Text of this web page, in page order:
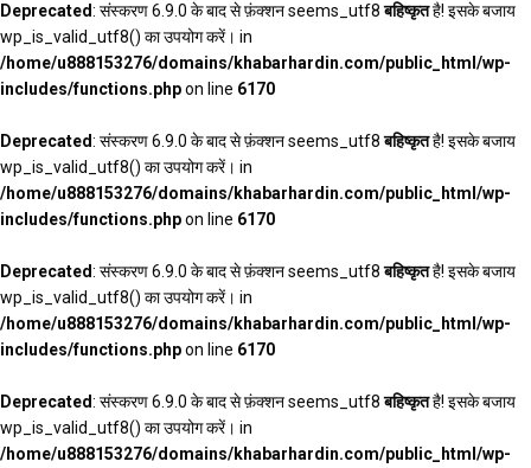
Deprecated: संस्करण 6.9.0 के बाद से फ़ंक्शन seems_utf8बहिष्कृतहै! इसके बजाय
wp_is_valid_utf8() का उपयोग करें। in
/home/u888153276/domains/khabarhardin.com/public_html/wp-
includes/functions.phpon line 6170
Deprecated: संस्करण 6.9.0 के बाद से फ़ंक्शन seems_utf8बहिष्कृतहै! इसके बजाय
wp_is_valid_utf8() का उपयोग करें। in
/home/u888153276/domains/khabarhardin.com/public_html/wp-
includes/functions.phpon line 6170
Deprecated: संस्करण 6.9.0 के बाद से फ़ंक्शन seems_utf8बहिष्कृतहै! इसके बजाय
wp_is_valid_utf8() का उपयोग करें। in
/home/u888153276/domains/khabarhardin.com/public_html/wp-
includes/functions.phpon line 6170
Deprecated: संस्करण 6.9.0 के बाद से फ़ंक्शन seems_utf8बहिष्कृतहै! इसके बजाय
wp_is_valid_utf8() का उपयोग करें। in
/home/u888153276/domains/khabarhardin.com/public_html/wp-